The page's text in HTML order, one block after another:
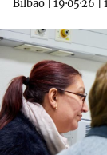
Bilbao 19·05·26